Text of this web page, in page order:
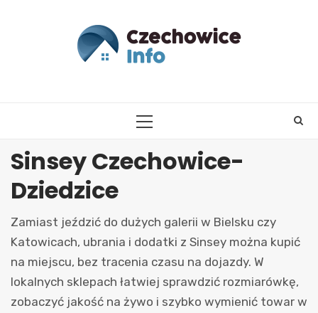
PRIMARY
Sinsey Czechowice-
Dziedzice
Zamiast jeździć do dużych galerii w Bielsku czy
Katowicach, ubrania i dodatki z Sinsey można kupić
na miejscu, bez tracenia czasu na dojazdy. W
lokalnych sklepach łatwiej sprawdzić rozmiarówkę,
zobaczyć jakość na żywo i szybko wymienić towar w